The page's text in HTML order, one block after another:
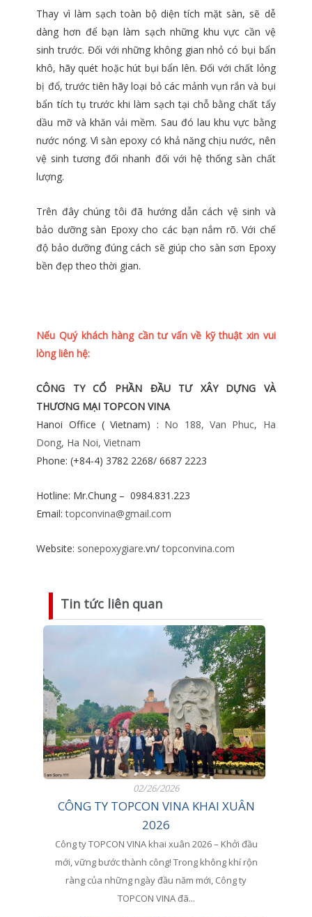
Thay vì làm sạch toàn bộ diện tích mặt sàn, sẽ dễ
dàng hơn để bạn làm sạch những khu vực cần vệ
sinh trước. Đối với những không gian nhỏ có bụi bẩn
khô, hãy quét hoặc hút bụi bẩn lên. Đối với chất lỏng
bị đổ, trước tiên hãy loại bỏ các mảnh vụn rắn và bụi
bẩn tích tụ trước khi làm sạch tại chỗ bằng chất tẩy
dầu mỡ và khăn vải mềm. Sau đó lau khu vực bằng
nước nóng. Vì sàn epoxy có khả năng chịu nước, nên
vệ sinh tương đối nhanh đối với hệ thống sàn chất
lượng.
Trên đây chúng tôi đã hướng dẫn cách vệ sinh và
bảo dưỡng sàn Epoxy cho các bạn nắm rõ. Với chế
độ bảo dưỡng đúng cách sẽ giúp cho sàn sơn Epoxy
bền đẹp theo thời gian.
Nếu Quý khách hàng cần tư vấn về kỹ thuật xin vui
lòng liên hệ:
CÔNG TY CỔ PHẦN ĐẦU TƯ XÂY DỰNG VÀ
THƯƠNG MẠI TOPCON VINA
Hanoi Office ( Vietnam) : No 188, Van Phuc, Ha
Dong, Ha Noi, Vietnam
Phone: (+84-4) 3782 2268/ 6687 2223
Hotline: Mr.Chung – 0984.831.223
Email:topconvina@gmail.com
Website: sonepoxygiare.vn/topconvina.com
Tin tức liên quan
02/26/2026
CÔNG TY TOPCON VINA KHAI XUÂN
2026
Công ty TOPCON VINA khai xuân 2026 – Khởi đầu
mới, vững bước thành công! Trong không khí rộn
ràng của những ngày đầu năm mới, Công ty
TOPCON VINA đã...